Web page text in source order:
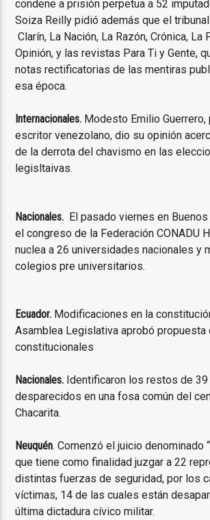
condene a prisión perpetua a 52
Soiza Reilly pidió además que el
Clarín, La Nación, La Razón, Crónica, La
Opinión, y las revistas Para Ti y Gente,
notas rectificatorias de las mentiras
esa época.
Internacionales. Modesto Emilio
escritor venezolano, dio su opinión
de la derrota del chavismo en las
legisltaivas.
Nacionales. El pasado viernes en
el congreso de la Federación CONADU
nuclea a 26 universidades nacionales y
colegios pre universitarios.
Ecuador. Modificaciones en la
Asamblea Legislativa aprobó propuesta
constitucionales
Nacionales. Identificaron los restos de
desparecidos en una fosa común del
Chacarita.
Neuquén. Comenzó el juicio denominado
que tiene como finalidad juzgar a 22
distintas fuerzas de seguridad, por los
víctimas, 14 de las cuales están
última dictadura cívico militar.